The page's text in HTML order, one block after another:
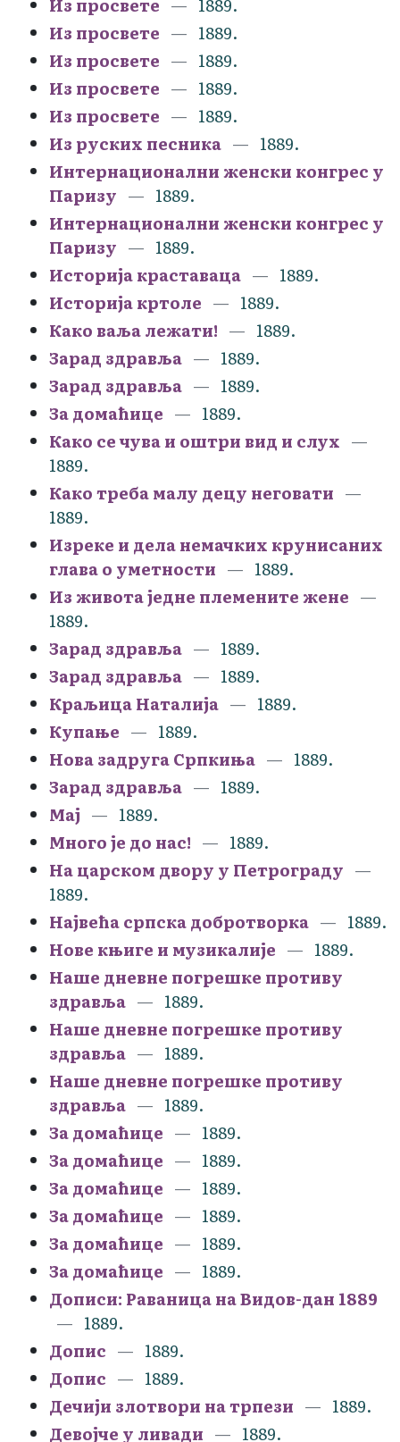
Из просвете
1889.
Из просвете
1889.
Из просвете
1889.
Из просвете
1889.
Из руских песника
1889.
Интернационални женски конгрес у
Паризу
1889.
Интернационални женски конгрес у
Паризу
1889.
Историја краставаца
1889.
Историја кртоле
1889.
Како ваља лежати!
1889.
Зарад здравља
1889.
Зарад здравља
1889.
За домаћице
1889.
Како се чува и оштри вид и слух
1889.
Како треба малу децу неговати
1889.
Изреке и дела немачких крунисаних
глава о уметности
1889.
Из живота једне племените жене
1889.
Зарад здравља
1889.
Зарад здравља
1889.
Краљица Наталија
1889.
Купање
1889.
Нова задруга Српкиња
1889.
Зарад здравља
1889.
Мај
1889.
Много је до нас!
1889.
На царском двору у Петрограду
1889.
Највећа српска добротворка
1889.
Нове књиге и музикалије
1889.
Наше дневне погрешке противу
здравља
1889.
Наше дневне погрешке противу
здравља
1889.
Наше дневне погрешке противу
здравља
1889.
За домаћице
1889.
За домаћице
1889.
За домаћице
1889.
За домаћице
1889.
За домаћице
1889.
За домаћице
1889.
Дописи: Раваница на Видов-дан 1889
1889.
Допис
1889.
Допис
1889.
Дечији злотвори на трпези
1889.
Девојче у ливади
1889.